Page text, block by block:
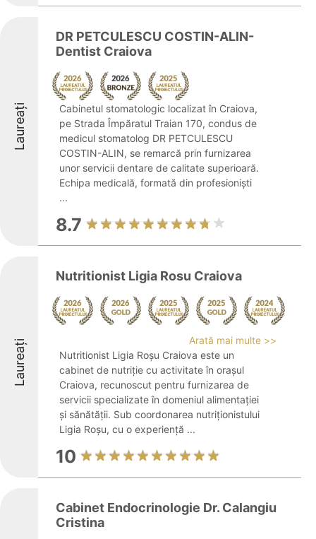
Laureați
DR PETCULESCU COSTIN-ALIN-
Dentist Craiova
Cabinetul stomatologic localizat în Craiova,
pe Strada Împăratul Traian 170, condus de
medicul stomatolog DR PETCULESCU
COSTIN-ALIN, se remarcă prin furnizarea
unor servicii dentare de calitate superioară.
Echipa medicală, formată din profesioniști
...
8.7
Laureați
Nutritionist Ligia Rosu Craiova
Arată mai multe >>
Nutritionist Ligia Roșu Craiova este un
cabinet de nutriție cu activitate în orașul
Craiova, recunoscut pentru furnizarea de
servicii specializate în domeniul alimentației
și sănătății. Sub coordonarea nutriționistului
Ligia Roșu, cu o experiență ...
10
Cabinet Endocrinologie Dr. Calangiu
Cristina